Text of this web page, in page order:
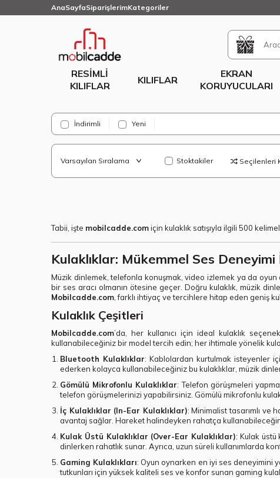
AnaSayfaSiparişlerimKategoriler
RESIMLI
KILIFLAR
KILIFLAR
EKRAN
KORUYUCULARI
İndirimli Yeni
Stoktakiler Seçilenleri
Tabii, işte mobilcadde.comiçin kulaklık satışıyla ilgili 500
Kulaklıklar: Mükemmel Ses
Müzik dinlemek, telefonla konuşmak, video izlemek ya da oyun
bir ses aracı olmanın ötesine geçer. Doğru kulaklık, müzik
Mobilcadde.com, farklı ihtiyaç ve tercihlere hitap eden geniş
Kulaklık Çeşitleri
Mobilcadde.com’da, her kullanıcı için ideal kulaklık
kullanabileceğiniz bir model tercih edin; her ihtimale yönelik
Bluetooth Kulaklıklar: Kablolardan kurtulmak isteyenler
ederken kolayca kullanabileceğiniz bu kulaklıklar, müzik
Gömülü Mikrofonlu Kulaklıklar: Telefon görüşmeleri
telefon görüşmelerinizi yapabilirsiniz. Gömülü mikrofonlu
İç Kulaklıklar (In-Ear Kulaklıklar): Minimalist tasarımlı ve
avantaj sağlar. Hareket halindeyken rahatça
Kulak Üstü Kulaklıklar (Over-Ear Kulaklıklar): Kulak
dinlerken rahatlık sunar. Ayrıca, uzun süreli kullanımlarda
Gaming Kulaklıkları: Oyun oynarken en iyi ses deneyimini
tutkunları için yüksek kaliteli ses ve konfor sunan gaming